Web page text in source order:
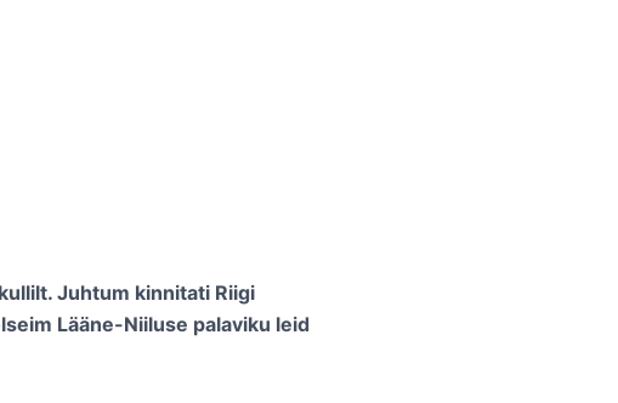
Juhtum kinnitati Riigi
Lääne-Niiluse palaviku leid